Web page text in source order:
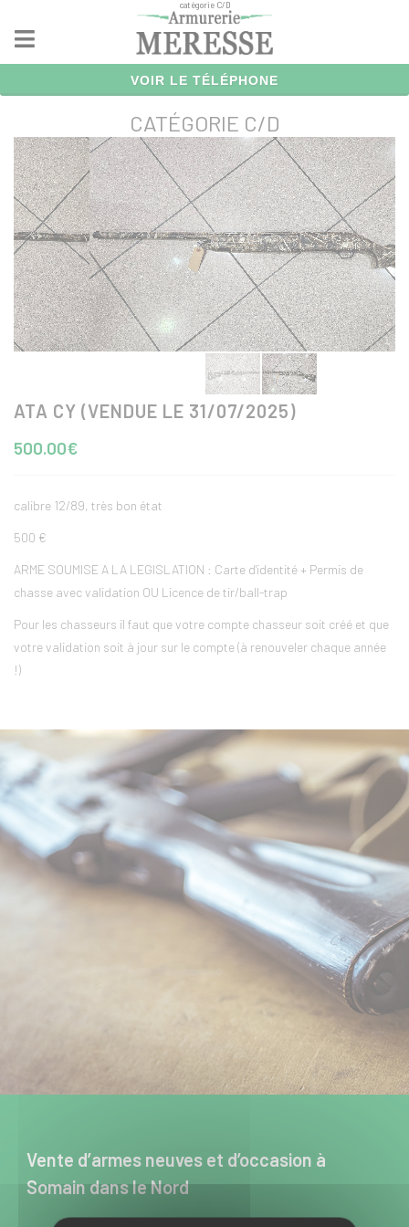
catégorie C/D
VOIR LE TÉLÉPHONE
CATÉGORIE C/D
ATA CY (VENDUE LE 31/07/2025)
500.00€
calibre 12/89, très bon état
500 €
ARME SOUMISE A LA LEGISLATION : Carte d'identité + Permis de
chasse avec validation OU Licence de tir/ball-trap
Pour les chasseurs il faut que votre compte chasseur soit créé et que
votre validation soit à jour sur le compte (à renouveler chaque année
!)
Vente d’armes neuves et d’occasion à
Somain dans le Nord
Panneau de gestion des cookies